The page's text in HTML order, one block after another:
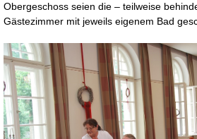
Obergeschoss seien die – teilweise
Gästezimmer mit jeweils eigenem Bad